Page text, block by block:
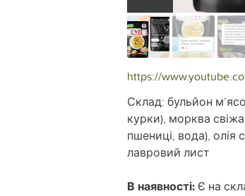
https://
Склад: бульйон
курки), морква
пшениці, вода), олія
лавровий лист
В наявності: Є на